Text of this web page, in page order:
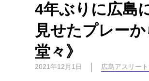
4年ぶりに広島
見せたプレー
堂々》
2021年12月1日 広島アスリー